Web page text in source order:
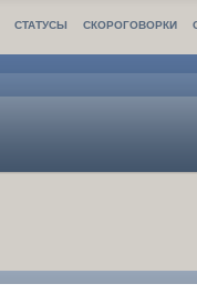
СТАТУСЫ СКОРОГОВОРКИ